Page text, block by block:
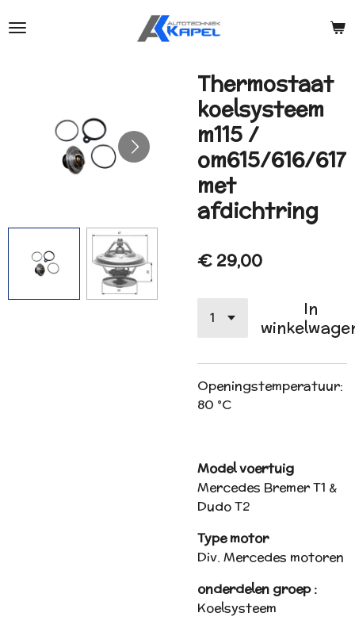
direct
Thermostaat
koelsysteem
m115 /
om615/616/617
met
afdichtring
€ 29,00
In
Openingstemperatuur:
80 °C
Model voertuig
Mercedes Bremer T1 &
Dudo T2
Type motor
Div. Mercedes motoren
onderdelen groep :
Koelsysteem